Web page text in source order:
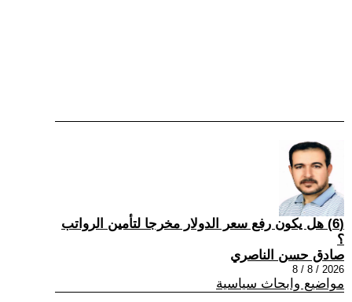
(6) هل يكون رفع سعر الدولار مخرجا لتأمين الرواتب
؟
صادق حسن الناصري
2026 / 8 / 8
مواضيع وابحاث سياسية